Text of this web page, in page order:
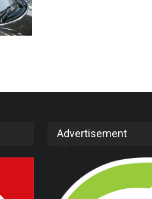
Advertisement